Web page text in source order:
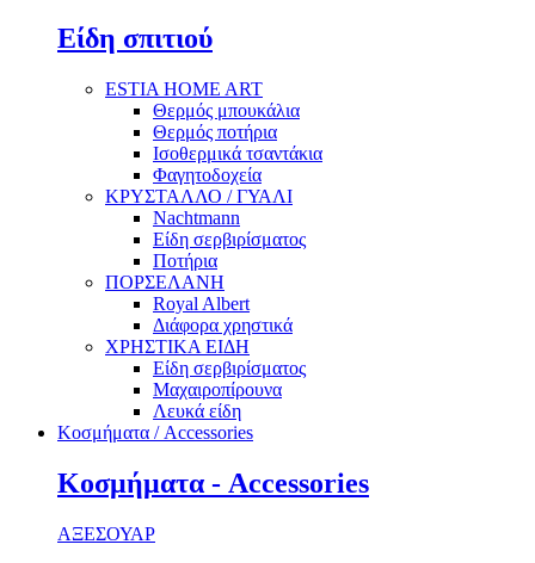
Είδη σπιτιού
ESTIA HOME ART
Θερμός μπουκάλια
Θερμός ποτήρια
Ισοθερμικά τσαντάκια
Φαγητοδοχεία
ΚΡΥΣΤΑΛΛΟ / ΓΥΑΛΙ
Nachtmann
Είδη σερβιρίσματος
Ποτήρια
ΠΟΡΣΕΛΑΝΗ
Royal Albert
Διάφορα χρηστικά
ΧΡΗΣΤΙΚΑ ΕΙΔΗ
Είδη σερβιρίσματος
Μαχαιροπίρουνα
Λευκά είδη
Κοσμήματα / Accessories
Κοσμήματα - Accessories
ΑΞΕΣΟΥΑΡ